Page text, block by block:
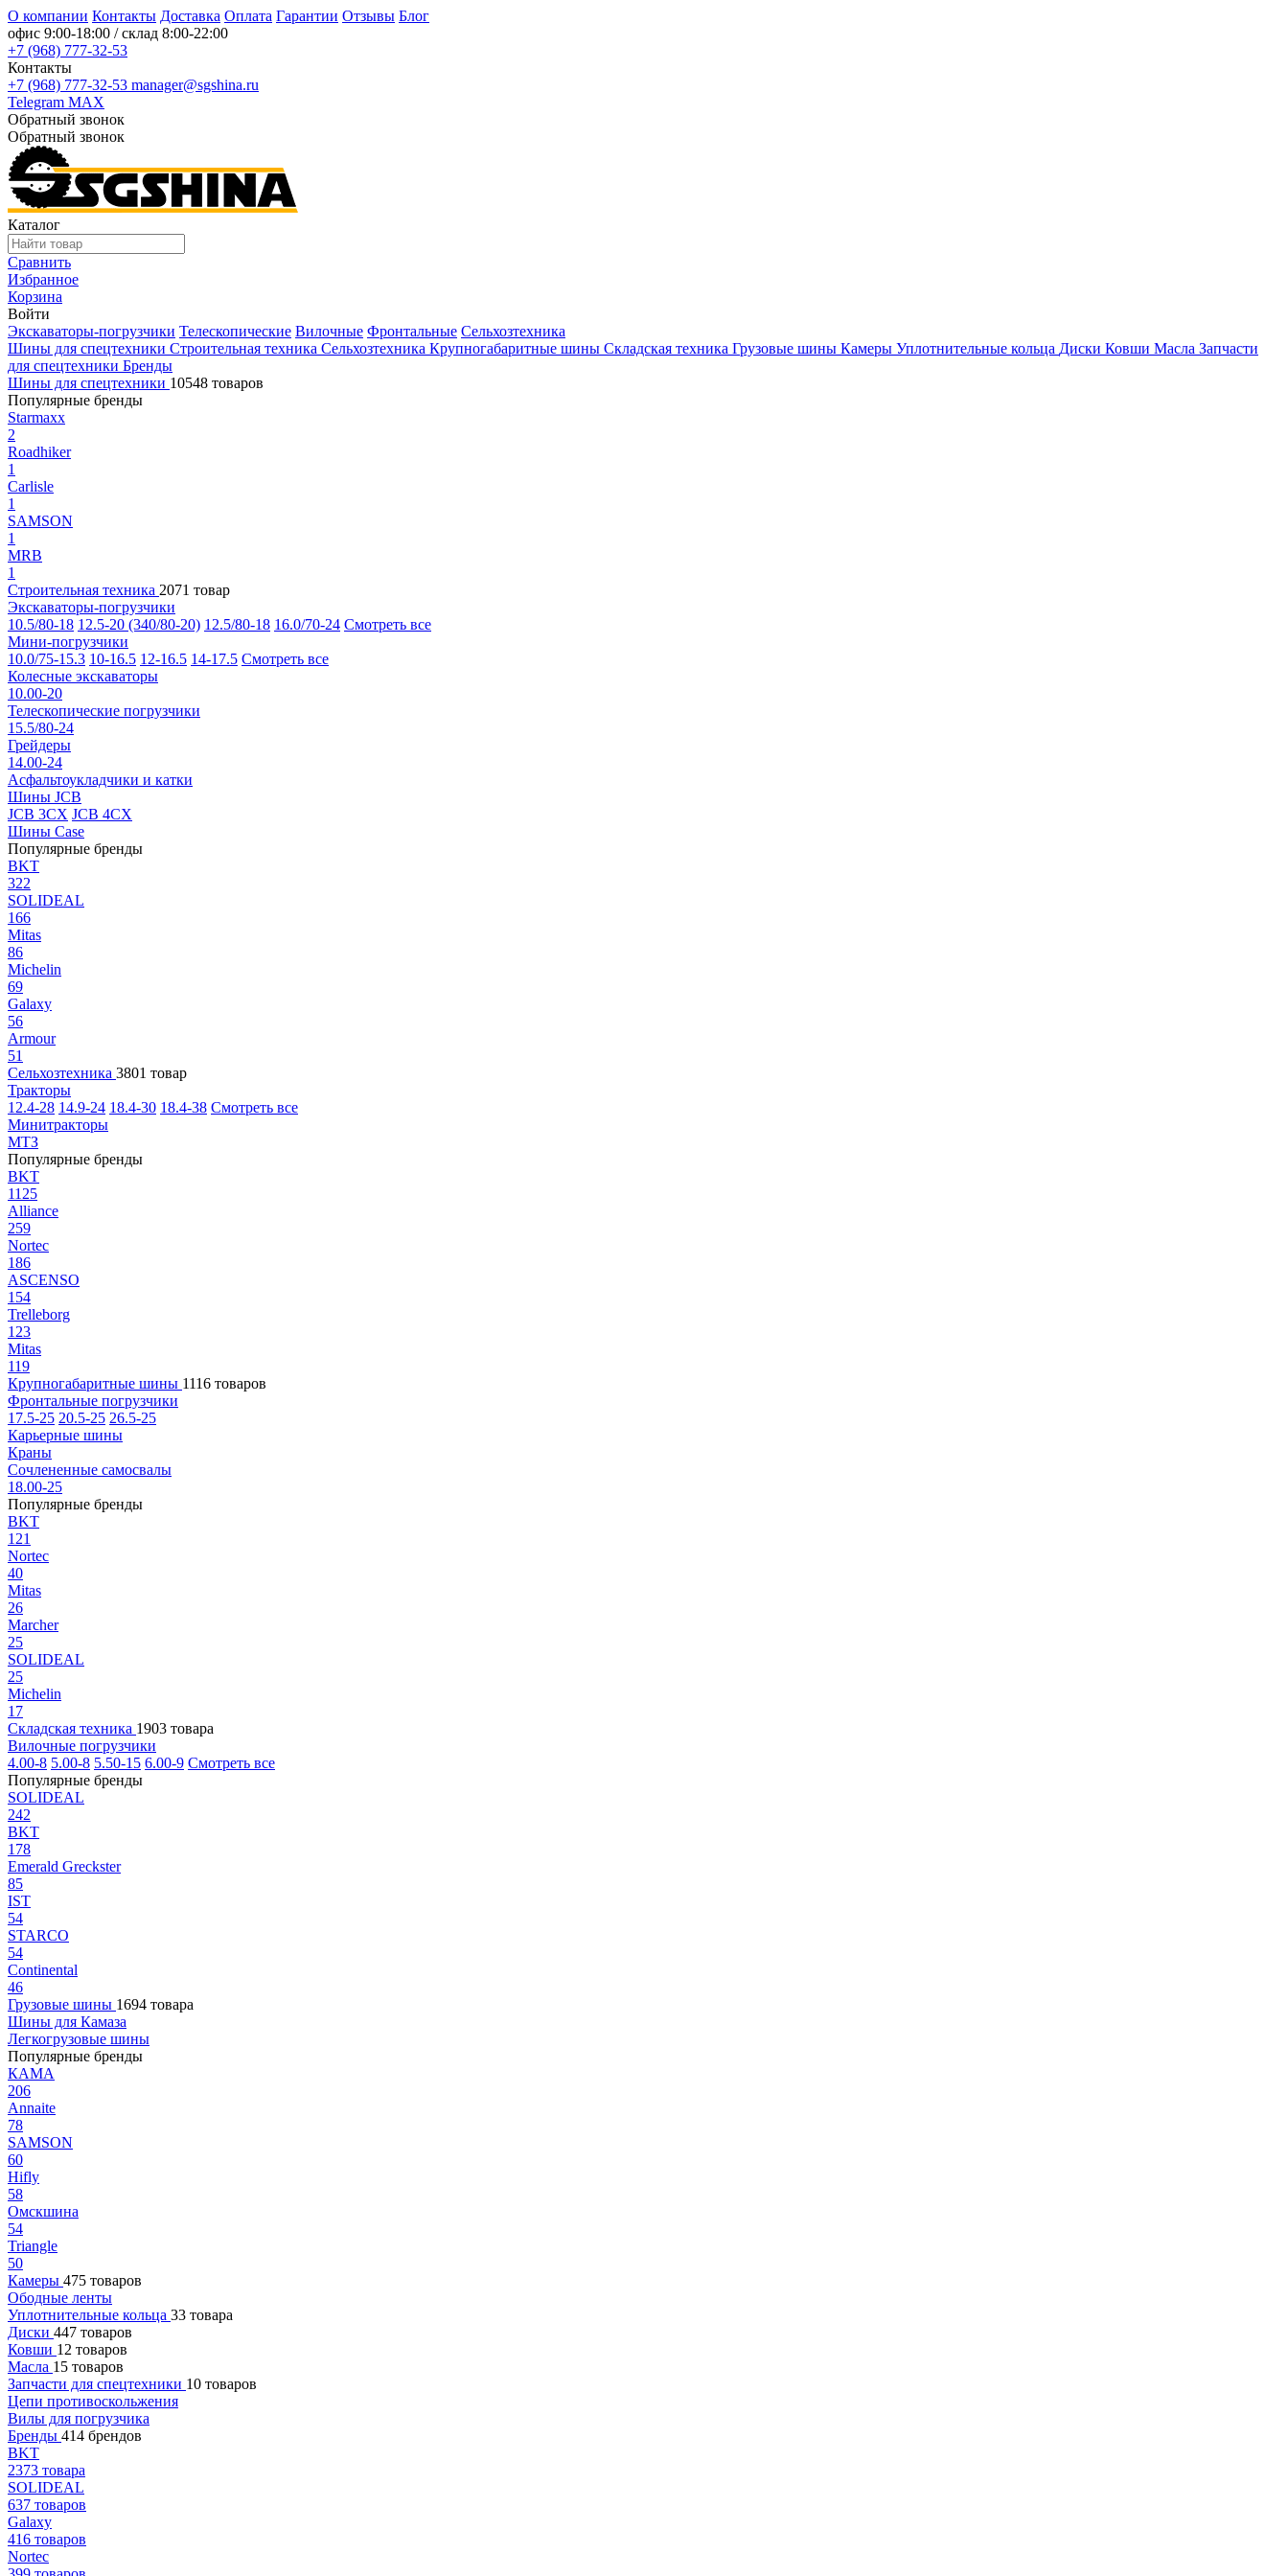
О компании Контакты Доставка Оплата Гарантии Отзывы Блог
офис 9:00-18:00 / склад 8:00-22:00
+7 (968) 777-32-53
Контакты
+7 (968) 777-32-53 manager@sgshina.ru
Telegram MAX
Обратный звонок
Обратный звонок
Каталог
Сравнить
Избранное
Корзина
Войти
Экскаваторы-погрузчики Телескопические Вилочные Фронтальные Сельхозтехника
Шины для спецтехники Строительная техника Сельхозтехника Крупногабаритные шины Складская техника Грузовые шины Камеры Уплотнительные кольца Диски Ковши Масла Запчасти
для спецтехники Бренды
Шины для спецтехники 10548 товаров
Популярные бренды
Starmaxx
2
Roadhiker
1
Carlisle
1
SAMSON
1
MRB
1
Строительная техника 2071 товар
Экскаваторы-погрузчики
10.5/80-18 12.5-20 (340/80-20) 12.5/80-18 16.0/70-24 Смотреть все
Мини-погрузчики
10.0/75-15.3 10-16.5 12-16.5 14-17.5 Смотреть все
Колесные экскаваторы
10.00-20
Телескопические погрузчики
15.5/80-24
Грейдеры
14.00-24
Асфальтоукладчики и катки
Шины JCB
JCB 3CX JCB 4CX
Шины Case
Популярные бренды
BKT
322
SOLIDEAL
166
Mitas
86
Michelin
69
Galaxy
56
Armour
51
Сельхозтехника 3801 товар
Тракторы
12.4-28 14.9-24 18.4-30 18.4-38 Смотреть все
Минитракторы
МТЗ
Популярные бренды
BKT
1125
Alliance
259
Nortec
186
ASCENSO
154
Trelleborg
123
Mitas
119
Крупногабаритные шины 1116 товаров
Фронтальные погрузчики
17.5-25 20.5-25 26.5-25
Карьерные шины
Краны
Сочлененные самосвалы
18.00-25
Популярные бренды
BKT
121
Nortec
40
Mitas
26
Marcher
25
SOLIDEAL
25
Michelin
17
Складская техника 1903 товара
Вилочные погрузчики
4.00-8 5.00-8 5.50-15 6.00-9 Смотреть все
Популярные бренды
SOLIDEAL
242
BKT
178
Emerald Greckster
85
IST
54
STARCO
54
Continental
46
Грузовые шины 1694 товара
Шины для Камаза
Легкогрузовые шины
Популярные бренды
КАМА
206
Annaite
78
SAMSON
60
Hifly
58
Омскшина
54
Triangle
50
Камеры 475 товаров
Ободные ленты
Уплотнительные кольца 33 товара
Диски 447 товаров
Ковши 12 товаров
Масла 15 товаров
Запчасти для спецтехники 10 товаров
Цепи противоскольжения
Вилы для погрузчика
Бренды 414 брендов
BKT
2373 товара
SOLIDEAL
637 товаров
Galaxy
416 товаров
Nortec